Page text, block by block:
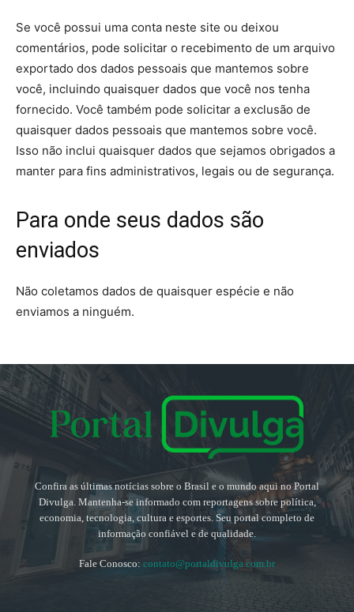
Se você possui uma conta neste site ou deixou
comentários, pode solicitar o recebimento de um arquivo
exportado dos dados pessoais que mantemos sobre
você, incluindo quaisquer dados que você nos tenha
fornecido. Você também pode solicitar a exclusão de
quaisquer dados pessoais que mantemos sobre você.
Isso não inclui quaisquer dados que sejamos obrigados a
manter para fins administrativos, legais ou de segurança.
Para onde seus dados são
enviados
Não coletamos dados de quaisquer espécie e não
enviamos a ninguém.
Confira as últimas notícias sobre o Brasil e o mundo aqui no Portal
Divulga. Mantenha-se informado com reportagens sobre política,
economia, tecnologia, cultura e esportes. Seu portal completo de
informação confiável e de qualidade.
Fale Conosco: contato@portaldivulga.com.br